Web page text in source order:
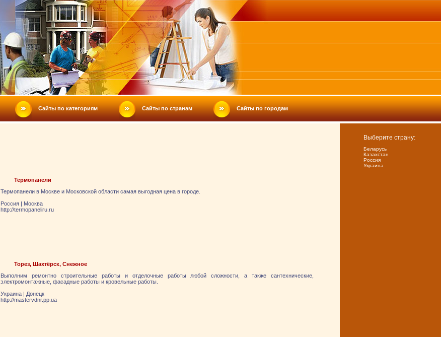
Сайты по категориям Сайты по странам Сайты по городам
Термопанели
Термопанели в Москве и Московской области самая выгодная цена в городе.
Россия | Москва
http://termopaneliru.ru
Торез, Шахтёрск, Снежное
Выполним ремонтно строительные работы и отделочные работы любой сложности, а также сантехнические,
электромонтажные, фасадные работы и кровельные работы.
Украина | Донецк
http://mastervdnr.pp.ua
Выберите страну:
Беларусь
Казахстан
Россия
Украина